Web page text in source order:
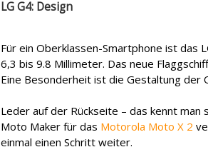
LG G4: Design
Für ein Oberklassen-Smartphone ist das
6,3 bis 9.8 Millimeter. Das neue
Eine Besonderheit ist die Gestaltung der
Leder auf der Rückseite – das kennt
Moto Maker für das Motorola Moto X 2
einmal einen Schritt weiter.